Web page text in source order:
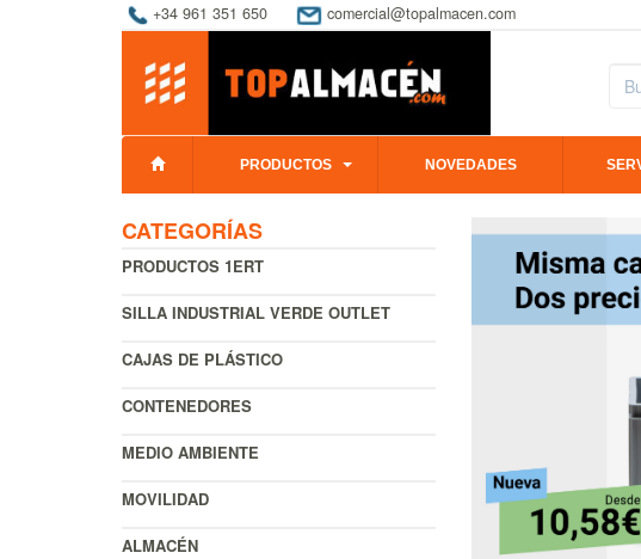
+34 961 351 650 comercial@topalmacen.com
PRODUCTOS NOVEDADES
CATEGORÍAS
PRODUCTOS 1ERT
SILLA INDUSTRIAL VERDE OUTLET
CAJAS DE PLÁSTICO
CONTENEDORES
MEDIO AMBIENTE
MOVILIDAD
ALMACÉN